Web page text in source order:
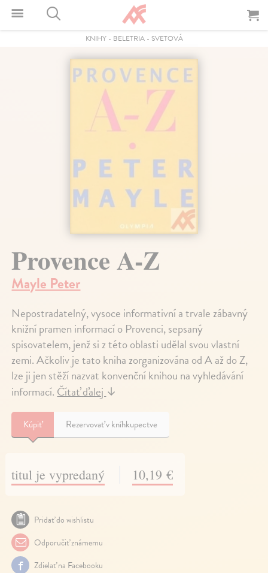
KNIHY- BELETRIA- SVETOVÁ
Provence A-Z
Mayle Peter
Nepostradatelný, vysoce informativní a trvale zábavný
knižní pramen informací o Provenci, sepsaný
spisovatelem, jenž si z této oblasti udělal svou vlastní
zemi. Ačkoliv je tato kniha zorganizována od A až do Z,
lze ji jen stěží nazvat konvenční knihou na vyhledávání
informací. Čítať ďalej ↓
Kúpiť Rezervovať v kníhkupectve
titul je vypredaný 10,19 €
Pridať do wishlistu
Odporučiť známemu
Zdielať na Facebooku